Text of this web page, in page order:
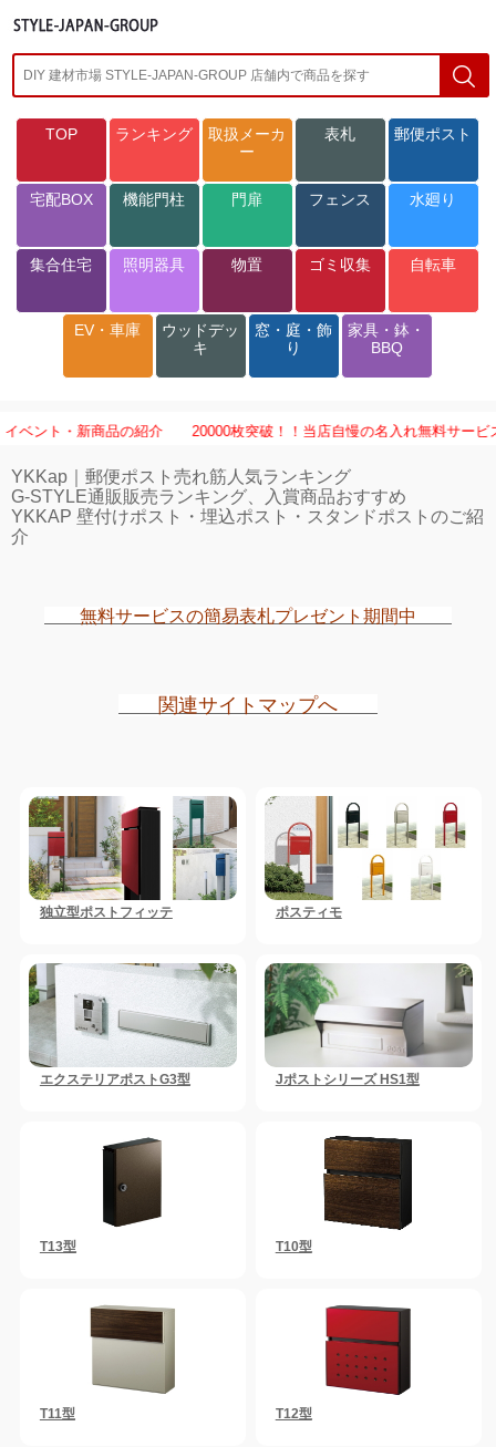
TOP ランキング
取扱メーカ
ー
表札 郵便ポスト
宅配BOX 機能門柱 門扉 フェンス 水廻り
集合住宅 照明器具 物置 ゴミ収集 自転車
EV・車庫
ウッドデッ
キ
窓・庭・飾
り
家具・鉢・
BBQ
ト・新商品の紹介20000枚突破！！当店自慢の名入れ無料サービスを期
YKKap｜郵便ポスト売れ筋人気ランキング
G-STYLE通販販売ランキング、入賞商品おすすめ
YKKAP 壁付けポスト・埋込ポスト・スタンドポストのご紹
介
無料サービスの簡易表札プレゼント期間中
関連サイトマップへ
独立型ポストフィッテ ポスティモ
エクステリアポストG3型 Jポストシリーズ HS1型
T13型 T10型
T11型 T12型